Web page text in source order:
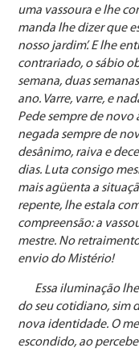
uma vassoura e lhe
manda lhe dizer que
nosso jardim’. E lhe
contrariado, o sábio
semana, duas
ano. Varre, varre, e
Pede sempre de novo
negada sempre de
desânimo, raiva e
dias. Luta consigo
mais agüenta a
repente, lhe estala
compreensão: a
mestre. No
envio do Mistério!
Essa iluminação lhe
do seu cotidiano, sim
nova identidade. O
escondido, ao